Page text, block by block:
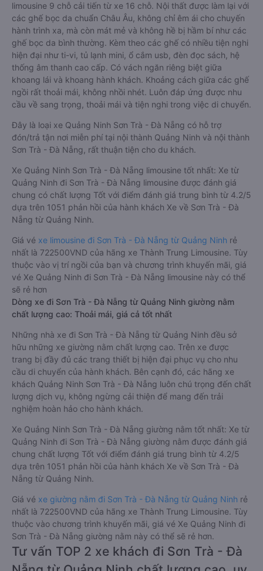
limousine 9 chỗ cải tiến từ xe 16 chỗ. Nội thất được làm lại với
các ghế bọc da chuẩn Châu Âu, không chỉ êm ái cho chuyến
hành trình xa, mà còn mát mẻ và không hề bị hầm bí như các
ghế bọc da bình thường. Kèm theo các ghế có nhiều tiện nghi
hiện đại như ti-vi, tủ lạnh mini, ổ cắm usb, đèn đọc sách, hệ
thống âm thanh cao cấp. Có vách ngăn riêng biệt giữa
khoang lái và khoang hành khách. Khoảng cách giữa các ghế
ngồi rất thoải mái, không nhồi nhét. Luôn đáp ứng được nhu
cầu về sang trọng, thoải mái và tiện nghi trong việc di chuyển.
Đây là loại xe Quảng Ninh Sơn Trà - Đà Nẵng có hỗ trợ
đón/trả tận nơi miễn phí tại nội thành Quảng Ninh và nội thành
Sơn Trà - Đà Nẵng, rất thuận tiện cho du khách.
Xe Quảng Ninh Sơn Trà - Đà Nẵng limousine tốt nhất: Xe từ
Quảng Ninh đi Sơn Trà - Đà Nẵng limousine được đánh giá
chung có chất lượng Tốt với điểm đánh giá trung bình từ 4.2/5
dựa trên 1051 phản hồi của hành khách Xe về Sơn Trà - Đà
Nẵng từ Quảng Ninh.
Giá vé xe limousine đi Sơn Trà - Đà Nẵng từ Quảng Ninh rẻ
nhất là 722500VND của hãng xe Thành Trung Limousine. Tùy
thuộc vào vị trí ngồi của bạn và chương trình khuyến mãi, giá
vé Xe Quảng Ninh đi Sơn Trà - Đà Nẵng limousine này có thể
sẽ rẻ hơn
Dòng xe đi Sơn Trà - Đà Nẵng từ Quảng Ninh giường nằm
chất lượng cao: Thoải mái, giá cả tốt nhất
Những nhà xe đi Sơn Trà - Đà Nẵng từ Quảng Ninh đều sở
hữu những xe giường nằm chất lượng cao. Trên xe được
trang bị đầy đủ các trang thiết bị hiện đại phục vụ cho nhu
cầu di chuyển của hành khách. Bên cạnh đó, các hãng xe
khách Quảng Ninh Sơn Trà - Đà Nẵng luôn chú trọng đến chất
lượng dịch vụ, không ngừng cải thiện để mang đến trải
nghiệm hoàn hảo cho hành khách.
Xe Quảng Ninh Sơn Trà - Đà Nẵng giường nằm tốt nhất: Xe từ
Quảng Ninh đi Sơn Trà - Đà Nẵng giường nằm được đánh giá
chung chất lượng Tốt với điểm đánh giá trung bình từ 4.2/5
dựa trên 1051 phản hồi của hành khách Xe về Sơn Trà - Đà
Nẵng từ Quảng Ninh.
Giá vé xe giường nằm đi Sơn Trà - Đà Nẵng từ Quảng Ninh rẻ
nhất là 722500VND của hãng xe Thành Trung Limousine. Tùy
thuộc vào chương trình khuyến mãi, giá vé Xe Quảng Ninh đi
Sơn Trà - Đà Nẵng giường nằm này có thể sẽ rẻ hơn.
Tư vấn TOP 2 xe khách đi Sơn Trà - Đà